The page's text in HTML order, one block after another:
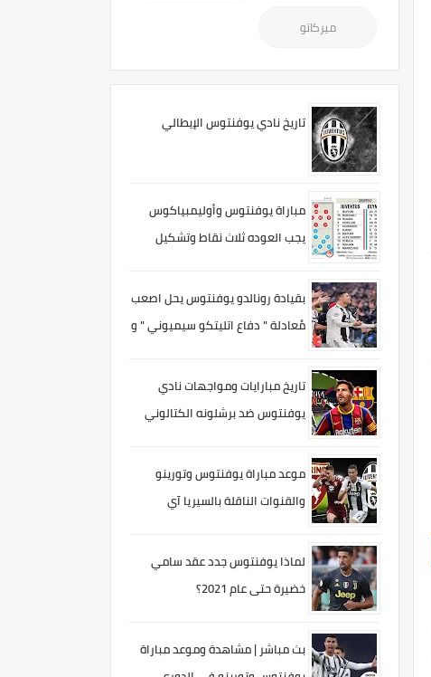
ميركاتو
تاريخ نادي يوفنتوس الإيطالي
مباراة يوفنتوس وأوليمبياكوس
يجب العوده ثلاث نقاط وتشكيل
المشكله الدفاعيه
بقيادة رونالدو يوفنتوس يحل اصعب
مُعادلة " دفاع اتليتكو سيميوني " و
تاريخ مبارايات ومواجهات نادي
يوفنتوس ضد برشلونه الكتالوني
موعد مباراة يوفنتوس وتورينو
والقنوات الناقلة بالسيريا آي
لماذا يوفنتوس جدد عقد سامي
خضيرة حتى عام 2021؟
بث مباشر | مشاهدة وموعد مباراة